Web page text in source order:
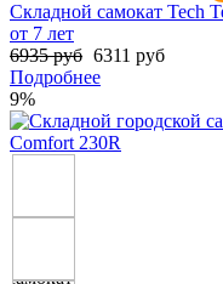
Складной самокат Tech
от 7 лет
6935 руб 6311 руб
Подробнее
9%